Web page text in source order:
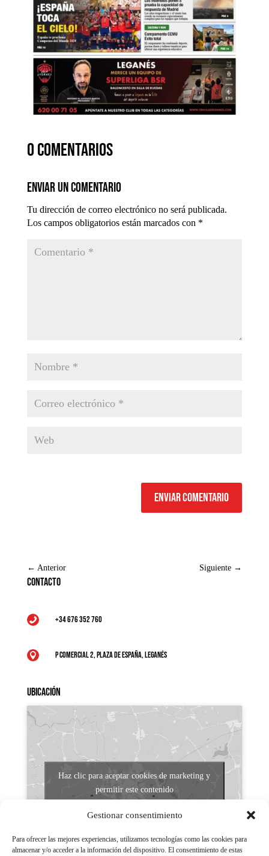
Gestionar consentimiento
Para ofrecer las mejores experiencias, utilizamos tecnologías como las cookies para
almacenar y/o acceder a la información del dispositivo. El consentimiento de estas
0 comentarios
Enviar un comentario
Tu dirección de correo electrónico no será publicada.
Los campos obligatorios están marcados con *
Enviar comentario
← Anterior Siguiente →
Contacto
 +34 676 352 760
 P Comercial 2, Plaza de España, Leganés
Ubicación
Haz clic para aceptar cookies de marketing y
permitir este contenido